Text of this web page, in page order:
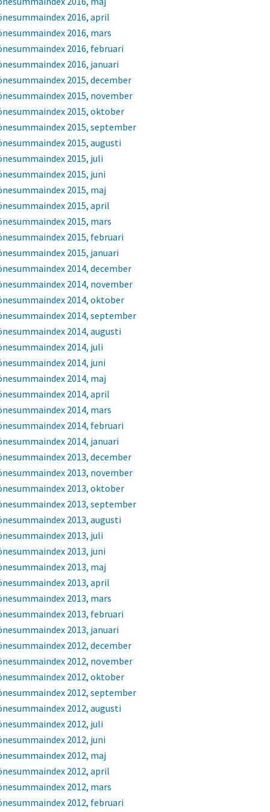
2016, april
2016, mars
2016, februari
2016, januari
2015, december
2015, november
2015, oktober
2015, september
2015, augusti
2015, juli
2015, juni
2015, maj
2015, april
2015, mars
2015, februari
2015, januari
2014, december
2014, november
2014, oktober
2014, september
2014, augusti
2014, juli
2014, juni
2014, maj
2014, april
2014, mars
2014, februari
2014, januari
2013, december
2013, november
2013, oktober
2013, september
2013, augusti
2013, juli
2013, juni
2013, maj
2013, april
2013, mars
2013, februari
2013, januari
2012, december
2012, november
2012, oktober
2012, september
2012, augusti
2012, juli
2012, juni
2012, maj
2012, april
2012, mars
2012, februari